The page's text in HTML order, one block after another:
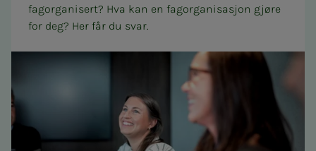
fagorganisert? Hva kan en fagorganisasjon gjøre
for deg? Her får du svar.